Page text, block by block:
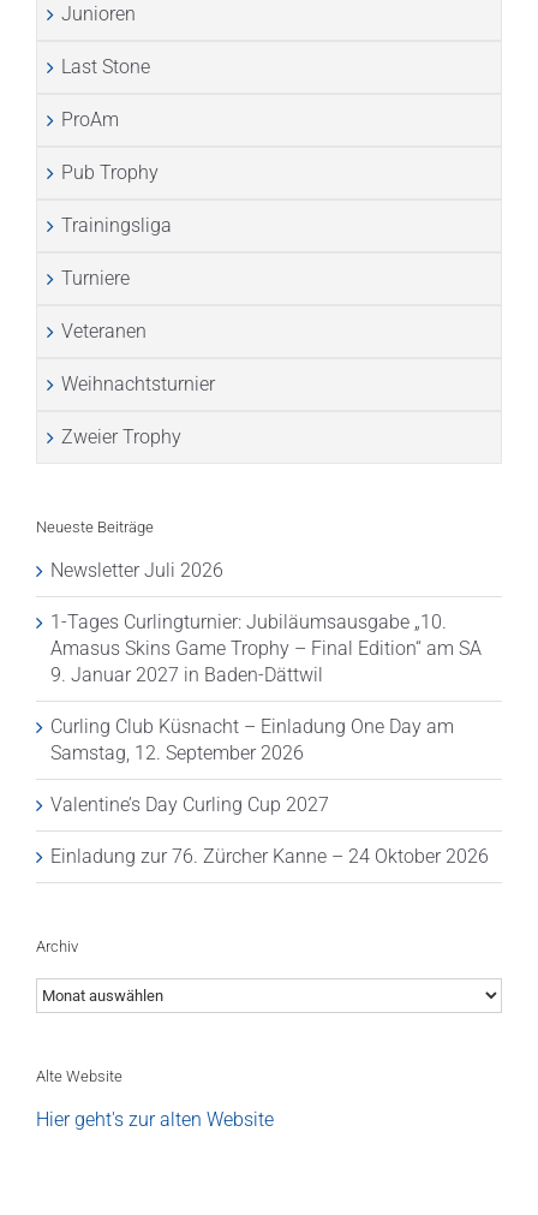
Junioren
Last Stone
ProAm
Pub Trophy
Trainingsliga
Turniere
Veteranen
Weihnachtsturnier
Zweier Trophy
Neueste Beiträge
Newsletter Juli 2026
1-Tages Curlingturnier: Jubiläumsausgabe „10.
Amasus Skins Game Trophy – Final Edition“ am SA
9. Januar 2027 in Baden-Dättwil
Curling Club Küsnacht – Einladung One Day am
Samstag, 12. September 2026
Valentine’s Day Curling Cup 2027
Einladung zur 76. Zürcher Kanne – 24 Oktober 2026
Archiv
Archiv
Alte Website
Hier geht's zur alten Website